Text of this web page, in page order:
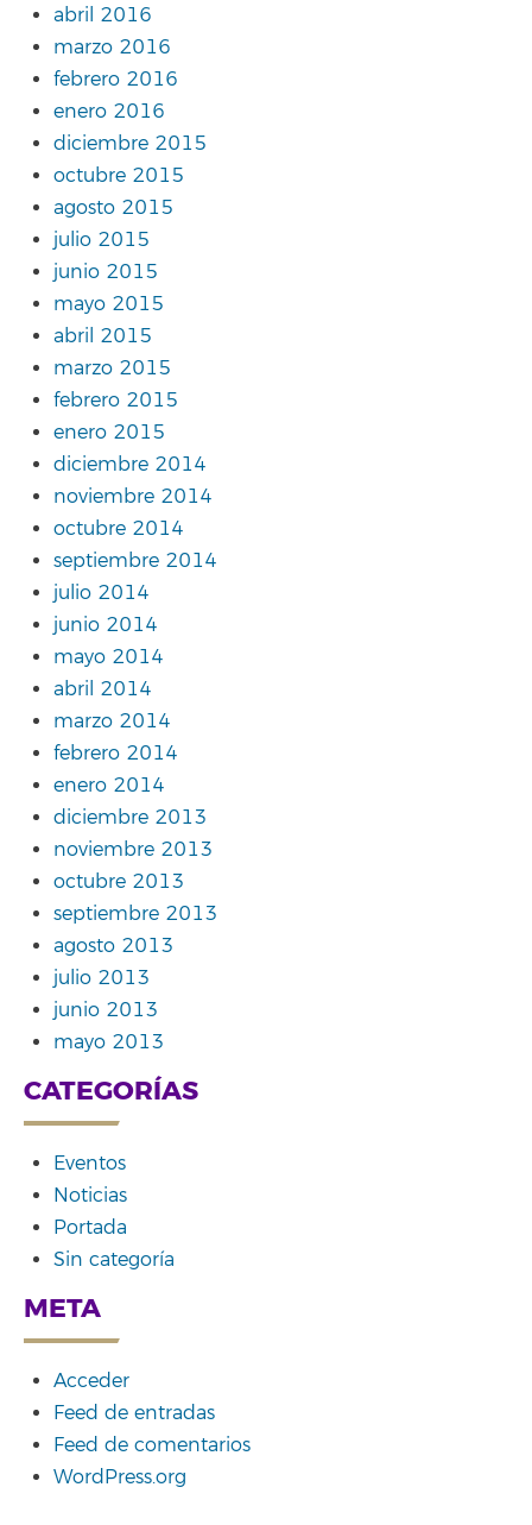
abril 2016
marzo 2016
febrero 2016
enero 2016
diciembre 2015
octubre 2015
agosto 2015
julio 2015
junio 2015
mayo 2015
abril 2015
marzo 2015
febrero 2015
enero 2015
diciembre 2014
noviembre 2014
octubre 2014
septiembre 2014
julio 2014
junio 2014
mayo 2014
abril 2014
marzo 2014
febrero 2014
enero 2014
diciembre 2013
noviembre 2013
octubre 2013
septiembre 2013
agosto 2013
julio 2013
junio 2013
mayo 2013
CATEGORÍAS
Eventos
Noticias
Portada
Sin categoría
META
Acceder
Feed de entradas
Feed de comentarios
WordPress.org